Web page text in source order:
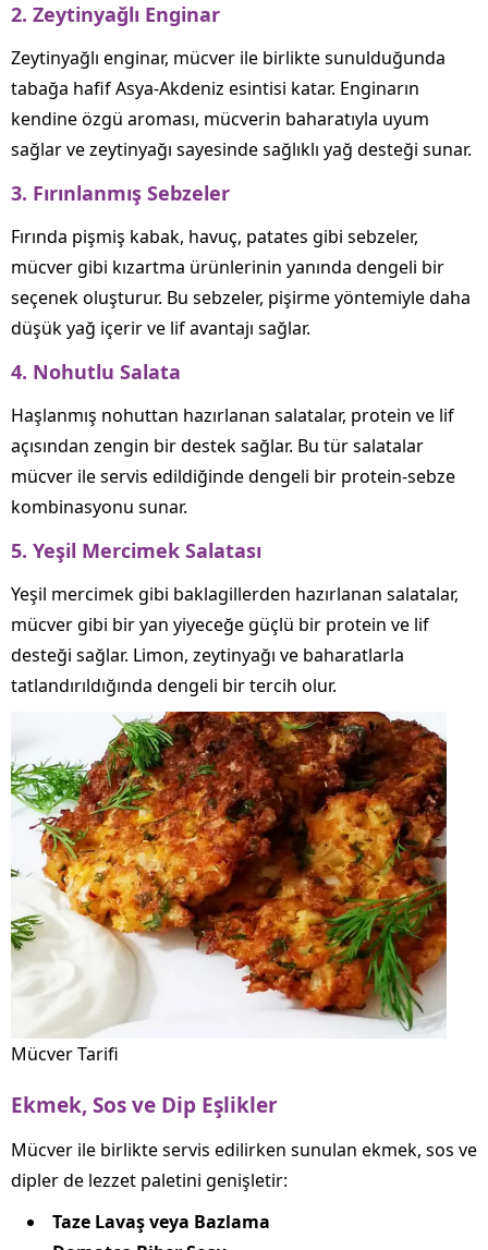
2. Zeytinyağlı Enginar
Zeytinyağlı enginar, mücver ile birlikte sunulduğunda
tabağa hafif Asya‑Akdeniz esintisi katar. Enginarın
kendine özgü aroması, mücverin baharatıyla uyum
sağlar ve zeytinyağı sayesinde sağlıklı yağ desteği sunar.
3. Fırınlanmış Sebzeler
Fırında pişmiş kabak, havuç, patates gibi sebzeler,
mücver gibi kızartma ürünlerinin yanında dengeli bir
seçenek oluşturur. Bu sebzeler, pişirme yöntemiyle daha
düşük yağ içerir ve lif avantajı sağlar.
4. Nohutlu Salata
Haşlanmış nohuttan hazırlanan salatalar, protein ve lif
açısından zengin bir destek sağlar. Bu tür salatalar
mücver ile servis edildiğinde dengeli bir protein‑sebze
kombinasyonu sunar.
5. Yeşil Mercimek Salatası
Yeşil mercimek gibi baklagillerden hazırlanan salatalar,
mücver gibi bir yan yiyeceğe güçlü bir protein ve lif
desteği sağlar. Limon, zeytinyağı ve baharatlarla
tatlandırıldığında dengeli bir tercih olur.
Mücver Tarifi
Ekmek, Sos ve Dip Eşlikler
Mücver ile birlikte servis edilirken sunulan ekmek, sos ve
dipler de lezzet paletini genişletir:
Taze Lavaş veya Bazlama